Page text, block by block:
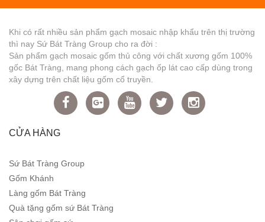
Khi có rất nhiều sản phẩm gạch mosaic nhập khẩu trên thị trường
thì nay Sứ Bát Tràng Group cho ra đời :
Sản phẩm gạch mosaic gốm thủ công với chất xương gốm 100%
gốc Bát Tràng, mang phong cách gạch ốp lát cao cấp dùng trong
xây dựng trên chất liệu gốm cổ truyền.
CỬA HÀNG
Sứ Bát Tràng Group
Gốm Khánh
Làng gốm Bát Tràng
Quà tặng gốm sứ Bát Tràng